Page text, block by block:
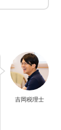
吉岡税理士